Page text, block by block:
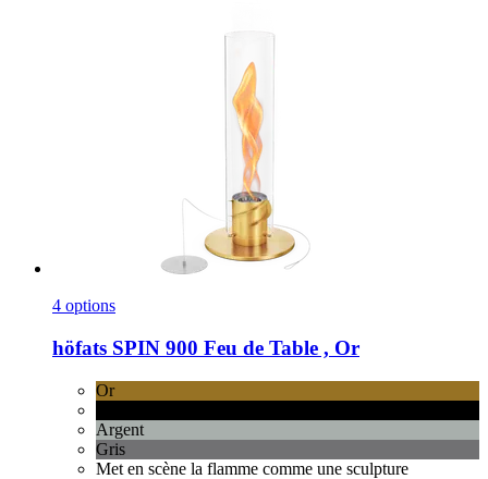
4 options
höfats SPIN 900 Feu de Table , Or
Or
Argent
Gris
Met en scène la flamme comme une sculpture